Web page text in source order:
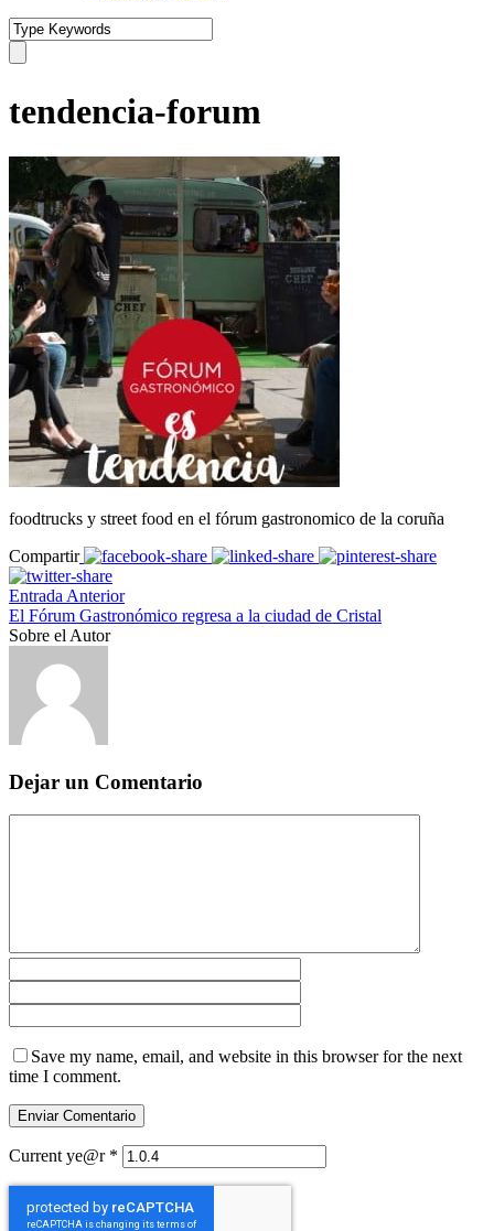
tendencia-forum
foodtrucks y street food en el fórum gastronomico de la coruña
Compartir
Entrada Anterior
El Fórum Gastronómico regresa a la ciudad de Cristal
Sobre el Autor
Dejar un Comentario
Save my name, email, and website in this browser for the next
time I comment.
Current ye@r *